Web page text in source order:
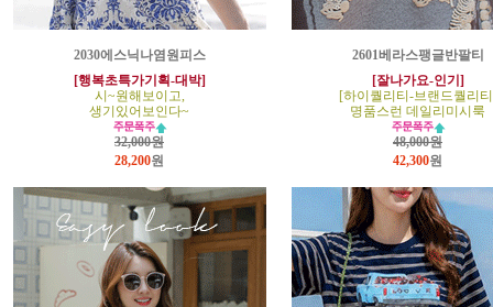
2030에스닉나염원피스
[행복초특가기획-대박]
시~원해보이고,
생기있어보인다~
32,000원
28,200원
2601베라스팽글반팔티
[잘나가요-인기]
[하이퀄리티-브랜드퀄리
명품스런 데일리미시룩
48,000원
42,300원